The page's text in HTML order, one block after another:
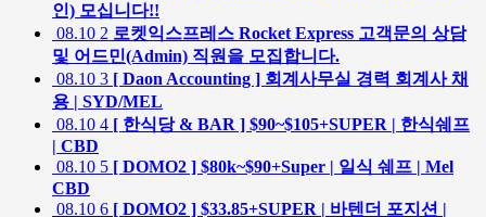
인) 모십니다!!
08.10 2 로켓익스프레스 Rocket Express 고객문의 상담
및 어드민(Admin) 직원을 모집합니다.
08.10 3 [ Daon Accounting ] 회계사무실 경력 회계사 채
용 | SYD/MEL
08.10 4 [ 한식당 & BAR ] $90~$105+SUPER | 한식쉐프
| CBD
08.10 5 [ DOMO2 ] $80k~$90+Super | 일식 쉐프 | Mel
CBD
08.10 6 [ DOMO2 ] $33.85+SUPER | 바텐더 포지션 |